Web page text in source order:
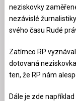
neziskovky
nezávislé
svého času Rudé
Zatímco RP
dotovaná
ten, že RP nám
Dále je zde